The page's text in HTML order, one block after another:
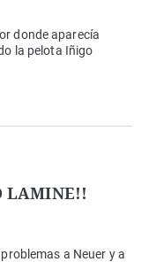
donde aparecía
la pelota Iñigo
LAMINE!!
a Neuer y a